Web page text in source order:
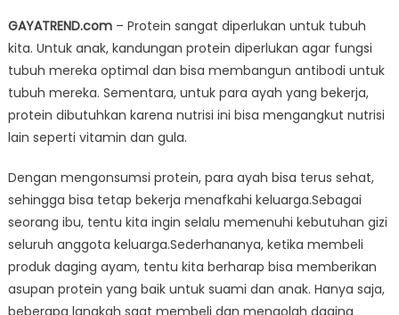
GAYATREND.com– Protein sangat diperlukan untuk tubuh
kita. Untuk anak, kandungan protein diperlukan agar fungsi
tubuh mereka optimal dan bisa membangun antibodi untuk
tubuh mereka. Sementara, untuk para ayah yang bekerja,
protein dibutuhkan karena nutrisi ini bisa mengangkut nutrisi
lain seperti vitamin dan gula.
Dengan mengonsumsi protein, para ayah bisa terus sehat,
sehingga bisa tetap bekerja menafkahi keluarga.Sebagai
seorang ibu, tentu kita ingin selalu memenuhi kebutuhan gizi
seluruh anggota keluarga.Sederhananya, ketika membeli
produk daging ayam, tentu kita berharap bisa memberikan
asupan protein yang baik untuk suami dan anak. Hanya saja,
beberapa langkah saat membeli dan mengolah daging